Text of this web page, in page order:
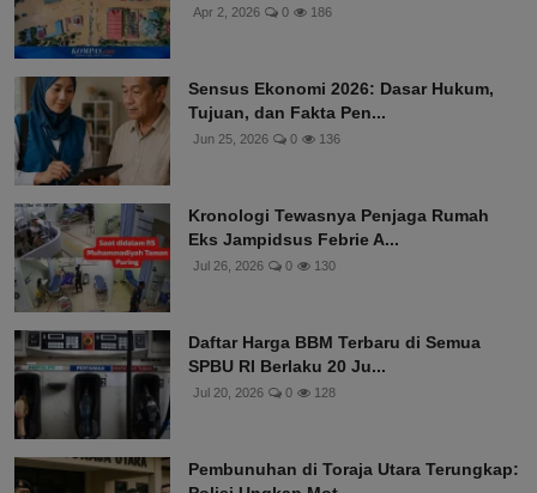
Apr 2, 2026 0 186
Sensus Ekonomi 2026: Dasar Hukum,
Tujuan, dan Fakta Pen...
Jun 25, 2026 0 136
Kronologi Tewasnya Penjaga Rumah
Eks Jampidsus Febrie A...
Jul 26, 2026 0 130
Daftar Harga BBM Terbaru di Semua
SPBU RI Berlaku 20 Ju...
Jul 20, 2026 0 128
Pembunuhan di Toraja Utara Terungkap: